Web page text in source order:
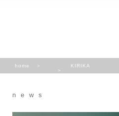
home KIRIKA
news